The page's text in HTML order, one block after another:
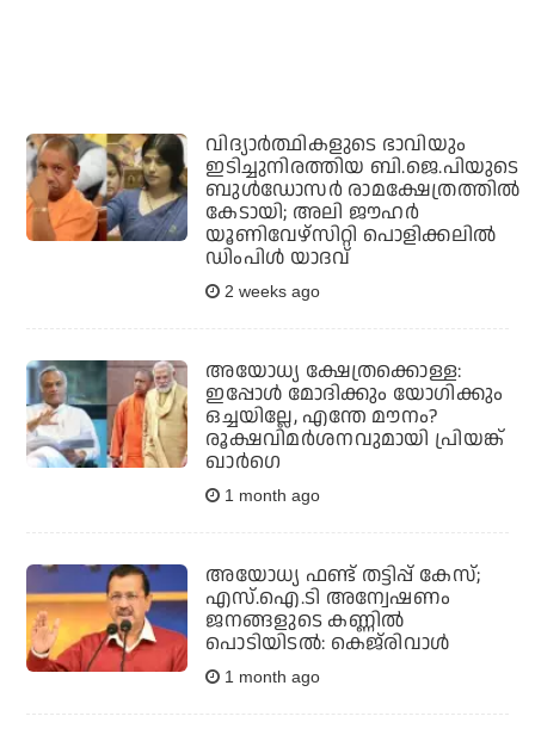
വിദ്യാര്‍ത്ഥികളുടെ ഭാവിയും
ഇടിച്ചുനിരത്തിയ ബി.ജെ.പിയുടെ
ബുള്‍ഡോസര്‍ രാമക്ഷേത്രത്തില്‍
കേടായി; അലി ജൗഹര്‍
യൂണിവേഴ്‌സിറ്റി പൊളിക്കലില്‍
ഡിംപിള്‍ യാദവ്
2 weeks ago
അയോധ്യ ക്ഷേത്രക്കൊള്ള:
ഇപ്പോള്‍ മോദിക്കും യോഗിക്കും
ഒച്ചയില്ലേ, എന്തേ മൗനം?
രൂക്ഷവിമര്‍ശനവുമായി പ്രിയങ്ക്
ഖാര്‍ഗെ
1 month ago
അയോധ്യ ഫണ്ട് തട്ടിപ്പ് കേസ്;
എസ്.ഐ.ടി അന്വേഷണം
ജനങ്ങളുടെ കണ്ണില്‍
പൊടിയിടല്‍: കെജ്‌രിവാള്‍
1 month ago